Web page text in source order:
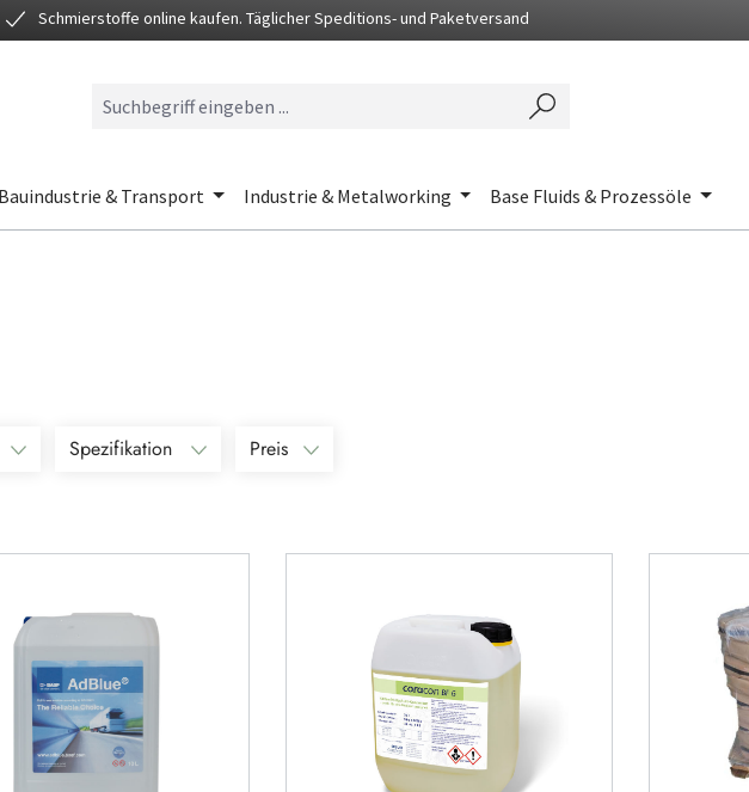
Schmierstoffe online kaufen. Täglicher Speditions- und Paketversand
Bauindustrie & Transport Industrie & Metalworking Base Fluids & Prozessöle
Spezifikation Preis